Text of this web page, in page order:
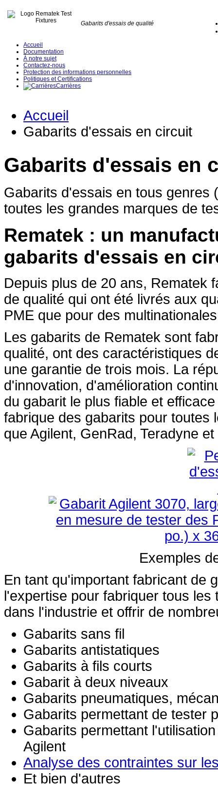
Gabarits d'essais de qualité
Accueil
Documentation
À notre sujet
Contactez-nous
Protection des informations personnelles
Politiques et Certifications
Carrières
Accueil
Gabarits d'essais en circuit
Gabarits d'essais en
Gabarits d'essais en tous genres
toutes les grandes marques de
Rematek : un
gabarits d'essais en
Depuis plus de 20 ans, Rematek
de qualité qui ont été livrés aux
PME que pour des
Les gabarits de Rematek sont
qualité, ont des caractéristiques
une garantie de trois mois. La
d'innovation, d'amélioration
du gabarit le plus fiable et
fabrique des gabarits pour toutes
que Agilent, GenRad, Teradyne
Exemples
En tant qu'important fabricant de
l'expertise pour fabriquer tous
dans l'industrie et offrir de
Gabarits sans fil
Gabarits antistatiques
Gabarits à fils courts
Gabarit à deux niveaux
Gabarits pneumatiques,
Gabarits permettant de tester
Gabarits permettant
Agilent
Analyse des contraintes sur
Et bien d'autres